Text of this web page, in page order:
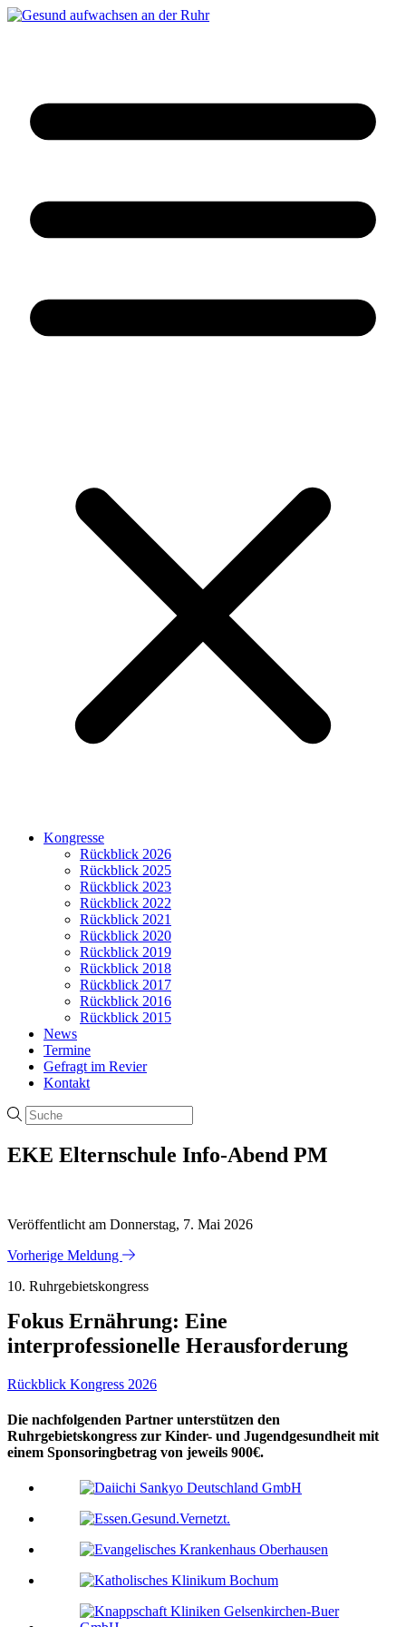
Kongresse
Rückblick 2026
Rückblick 2025
Rückblick 2023
Rückblick 2022
Rückblick 2021
Rückblick 2020
Rückblick 2019
Rückblick 2018
Rückblick 2017
Rückblick 2016
Rückblick 2015
News
Termine
Gefragt im Revier
Kontakt
EKE Elternschule Info-Abend PM
Veröffentlicht am Donnerstag, 7. Mai 2026
Vorherige Meldung
10. Ruhrgebietskongress
Fokus Ernährung: Eine
interprofessionelle Herausforderung
Rückblick Kongress 2026
Die nachfolgenden Partner unterstützen den
Ruhrgebietskongress zur Kinder- und Jugendgesundheit mit
einem Sponsoringbetrag von jeweils 900€.